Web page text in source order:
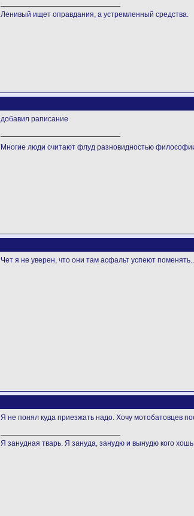
Ленивый ищет оправдания, а устремленный средства.
добавил раписание
Многие люди считают флуд разновидностью
Чет я не уверен, что они там асфальт успеют
Я не понял куда приезжать надо. Хочу мотобатовцев
Я занудная тварь. Я зануда, занудю и вынудю кого